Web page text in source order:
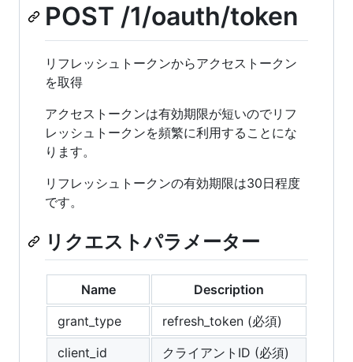
POST /1/oauth/token
リフレッシュトークンからアクセストークン
を取得
アクセストークンは有効期限が短いのでリフ
レッシュトークンを頻繁に利用することにな
ります。
リフレッシュトークンの有効期限は30日程度
です。
リクエストパラメーター
Name
Description
grant_type
refresh_token (必須)
client_id
クライアントID (必須)